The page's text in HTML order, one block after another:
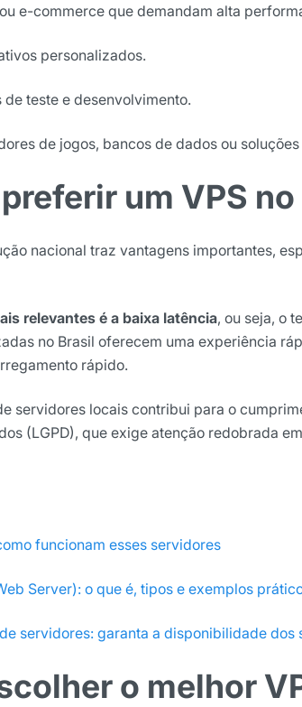
e-commerce que demandam alta
personalizados.
teste e desenvolvimento.
de jogos, bancos de dados ou
um VPS
nacional traz vantagens importantes,
relevantes é a baixa latência, ou seja, o
no Brasil oferecem uma experiência
rápido.
servidores locais contribui para o
(LGPD), que exige atenção redobrada
funcionam esses servidores
Server): o que é, tipos e exemplos
servidores: garanta a disponibilidade dos
o melhor
*Ao assinar nossa newsletter, você